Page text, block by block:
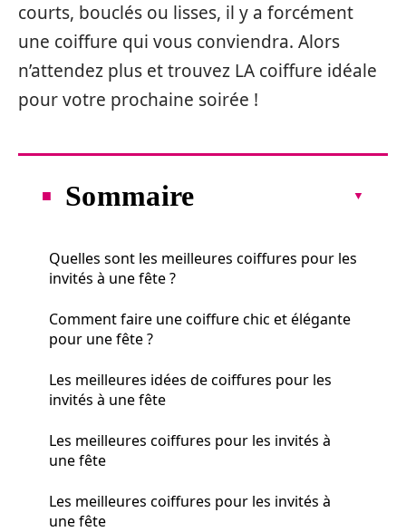
courts, bouclés ou lisses, il y a forcément
une coiffure qui vous conviendra. Alors
n’attendez plus et trouvez LA coiffure idéale
pour votre prochaine soirée !
Sommaire
Quelles sont les meilleures coiffures pour les
invités à une fête ?
Comment faire une coiffure chic et élégante
pour une fête ?
Les meilleures idées de coiffures pour les
invités à une fête
Les meilleures coiffures pour les invités à
une fête
Les meilleures coiffures pour les invités à
une fête